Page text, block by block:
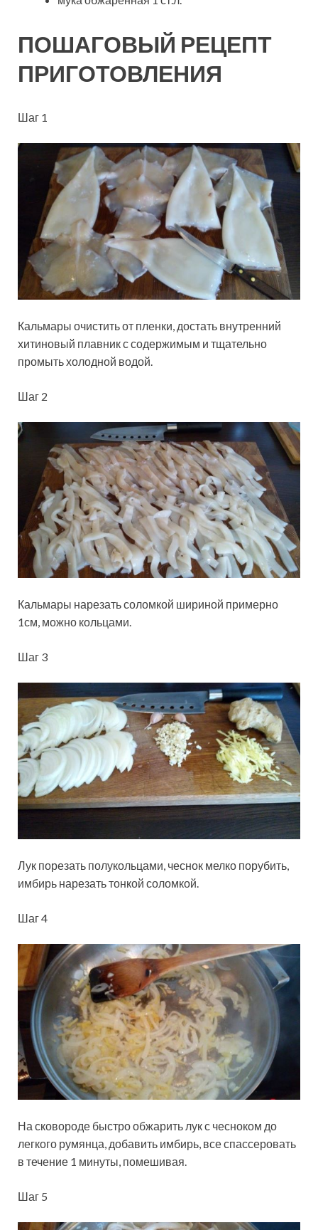
ПОШАГОВЫЙ РЕЦЕПТ
ПРИГОТОВЛЕНИЯ
Шаг 1
Кальмары очистить от пленки, достать внутренний
хитиновый плавник с содержимым и тщательно
промыть холодной водой.
Шаг 2
Кальмары нарезать соломкой шириной примерно
1см, можно кольцами.
Шаг 3
Лук порезать полукольцами, чеснок мелко порубить,
имбирь нарезать тонкой соломкой.
Шаг 4
На сковороде быстро обжарить лук с чесноком до
легкого румянца, добавить имбирь, все спассеровать
в течение 1 минуты, помешивая.
Шаг 5